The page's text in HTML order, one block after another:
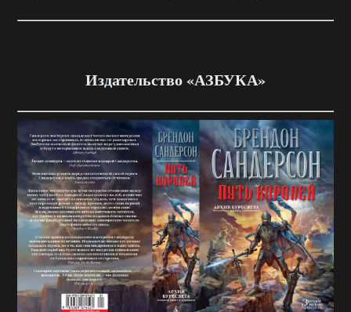
Издательство «АЗБУКА»